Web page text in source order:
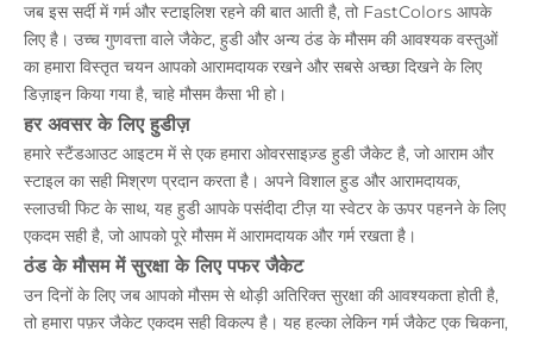
जब इस सर्दी में गर्म और स्टाइलिश रहने की बात आती है, तो FastColors आपके
लिए है। उच्च गुणवत्ता वाले जैकेट, हुडी और अन्य ठंड के मौसम की आवश्यक वस्तुओं
का हमारा विस्तृत चयन आपको आरामदायक रखने और सबसे अच्छा दिखने के लिए
डिज़ाइन किया गया है, चाहे मौसम कैसा भी हो।
हर अवसर के लिए हुडीज़
हमारे स्टैंडआउट आइटम में से एक हमारा ओवरसाइज़्ड हुडी जैकेट है, जो आराम और
स्टाइल का सही मिश्रण प्रदान करता है। अपने विशाल हुड और आरामदायक,
स्लाउची फिट के साथ, यह हुडी आपके पसंदीदा टीज़ या स्वेटर के ऊपर पहनने के लिए
एकदम सही है, जो आपको पूरे मौसम में आरामदायक और गर्म रखता है।
ठंड के मौसम में सुरक्षा के लिए पफर जैकेट
उन दिनों के लिए जब आपको मौसम से थोड़ी अतिरिक्त सुरक्षा की आवश्यकता होती है,
तो हमारा पफ़र जैकेट एकदम सही विकल्प है। यह हल्का लेकिन गर्म जैकेट एक चिकना,